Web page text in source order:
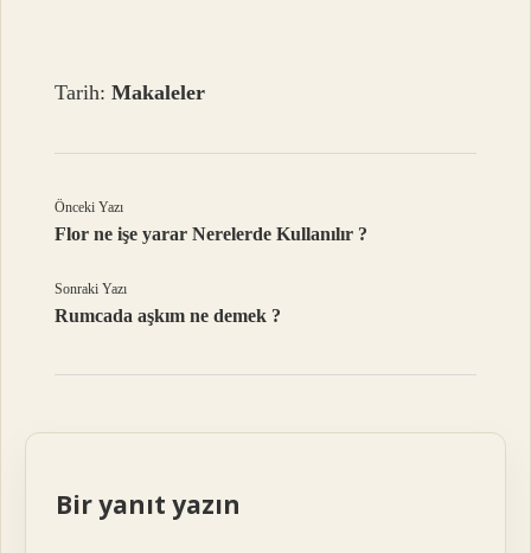
Tarih:Makaleler
Önceki Yazı
Flor ne işe yarar Nerelerde Kullanılır ?
Sonraki Yazı
Rumcada aşkım ne demek ?
Bir yanıt yazın